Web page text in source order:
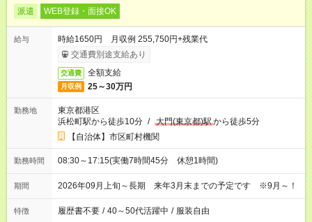
派遣 WEB登録・面接OK
給与
時給1650円 月収例 255,750円+残業代
交通費別途支給あり
交通費 全額支給
月収例 25～30万円
勤務地
東京都港区
浜松町駅から徒歩10分 / 大門(東京都)駅から徒歩5分
【自治体】市区町村機関
勤務時間 08:30～17:15(実働7時間45分 休憩1時間)
期間 2026年09月上旬～長期 来年3月末までの予定です ※9月～！
特徴 履歴書不要 / 40～50代活躍中 / 服装自由